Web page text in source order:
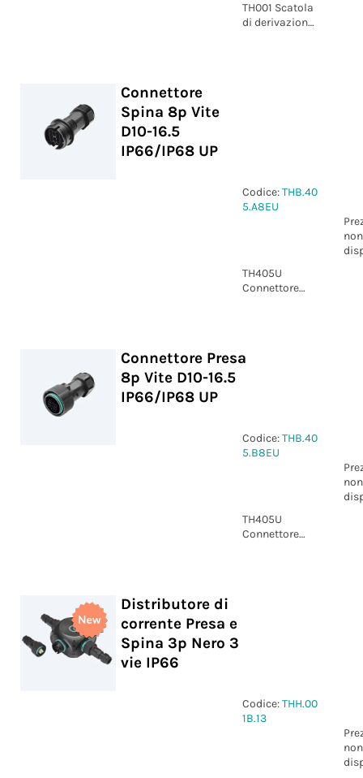
TH001 Scatola
di derivazione
Connettore
Spina 8p Vite
D10-16.5
IP66/IP68 UP
Codice:THB.40
5.A8EU
non
TH405U
Connettore
Connettore Presa
8p Vite D10-16.5
IP66/IP68 UP
Codice:THB.40
5.B8EU
non
TH405U
Connettore
Distributore di
corrente Presa e
Spina 3p Nero 3
vie IP66
Codice:THH.00
1B.13
non